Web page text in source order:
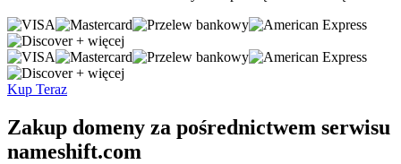
+ więcej
+ więcej
Kup Teraz
Zakup domeny za pośrednictwem serwisu
nameshift.com